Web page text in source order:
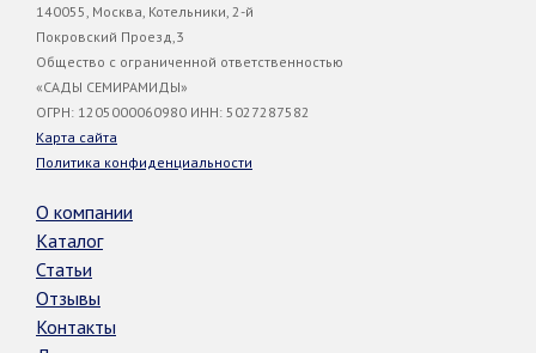
140055, Москва, Котельники, 2-й
Покровский Проезд,3
Общество с ограниченной ответственностью
«САДЫ СЕМИРАМИДЫ»
ОГРН: 1205000060980 ИНН: 5027287582
Карта сайта
Политика конфиденциальности
О компании
Каталог
Статьи
Отзывы
Контакты